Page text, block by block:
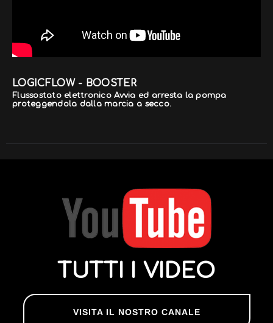
LOGICFLOW - BOOSTER
Flussostato elettronico Avvia ed arresta la pompa
proteggendola dalla marcia a secco.
TUTTI I VIDEO
VISITA IL NOSTRO CANALE